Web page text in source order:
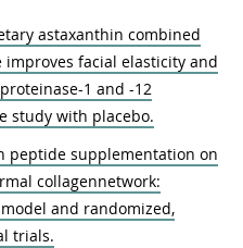
astaxanthin combined
facial elasticity and
1 and -12
study with placebo.
peptide supplementation on
collagennetwork:
and randomized,
trials.